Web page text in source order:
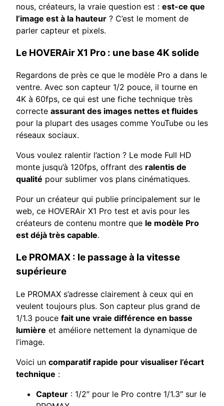
nous, créateurs, la vraie question est : est-ce que
l’image est à la hauteur ? C’est le moment de
parler capteur et pixels.
Le HOVERAir X1 Pro : une base 4K solide
Regardons de près ce que le modèle Pro a dans le
ventre. Avec son capteur 1/2 pouce, il tourne en
4K à 60fps, ce qui est une fiche technique très
correcte assurant des images nettes et fluides
pour la plupart des usages comme YouTube ou les
réseaux sociaux.
Vous voulez ralentir l’action ? Le mode Full HD
monte jusqu’à 120fps, offrant des ralentis de
qualité pour sublimer vos plans cinématiques.
Pour un créateur qui publie principalement sur le
web, ce HOVERAir X1 Pro test et avis pour les
créateurs de contenu montre que le modèle Pro
est déjà très capable.
Le PROMAX : le passage à la vitesse
supérieure
Le PROMAX s’adresse clairement à ceux qui en
veulent toujours plus. Son capteur plus grand de
1/1.3 pouce fait une vraie différence en basse
lumière et améliore nettement la dynamique de
l’image.
Voici un comparatif rapide pour visualiser l’écart
technique :
Capteur : 1/2″ pour le Pro contre 1/1.3″ sur le